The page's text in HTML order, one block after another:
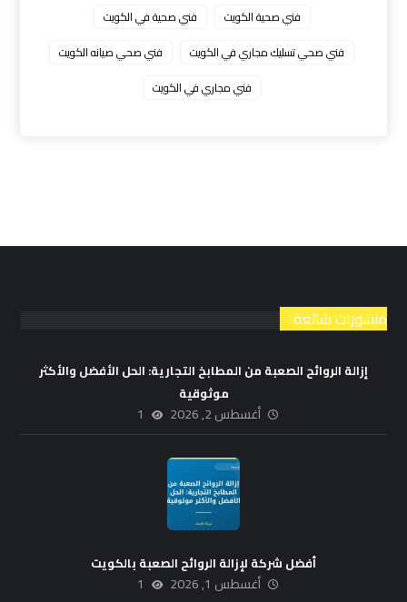
فني صحية الكويت
فني صحية في الكويت
فني صحي تسليك مجاري في الكويت
فني صحي صيانه الكويت
فني مجاري في الكويت
منشورات شائعة
إزالة الروائح الصعبة من المطابخ التجارية: الحل الأفضل والأكثر
موثوقية
أغسطس 2, 2026 1
أفضل شركة لإزالة الروائح الصعبة بالكويت
أغسطس 1, 2026 1